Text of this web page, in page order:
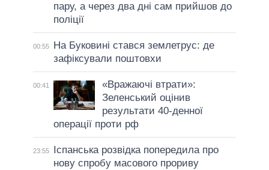
пару, а через два дні сам прийшов до
поліції
00:55
На Буковині стався землетрус: де
зафіксували поштовхи
00:41
«Вражаючі втрати»:
Зеленський оцінив
результати 40-денної
операції проти рф
23:55
Іспанська розвідка попередила про
нову спробу масового прориву